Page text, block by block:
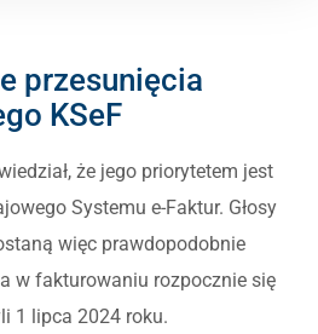
przesunięcia
KSeF
że jego priorytetem jest
Systemu e-Faktur. Głosy
więc prawdopodobnie
w fakturowaniu rozpocznie się
1 lipca 2024 roku.